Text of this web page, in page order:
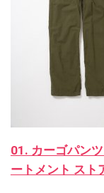
01. カーゴパン
ートメント スト